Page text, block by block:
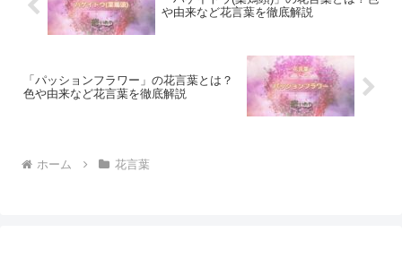
や由来など花言葉を徹底解説
「パッションフラワー」の花言葉とは？
色や由来など花言葉を徹底解説
ホーム 花言葉